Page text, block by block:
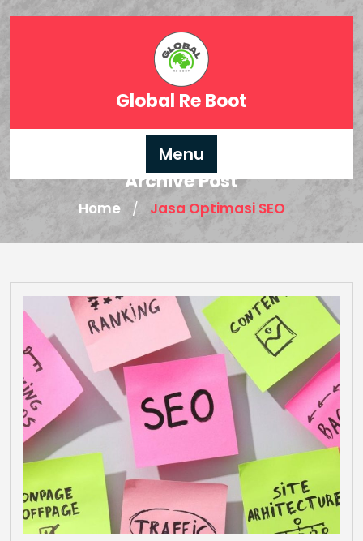
Global Re Boot
Menu
Archive Post
Home / Jasa Optimasi SEO